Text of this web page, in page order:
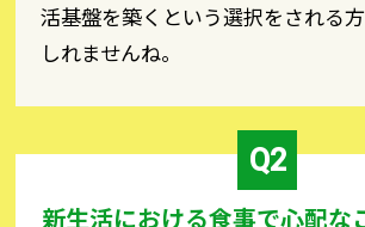
活基盤を築くという選択をされる
しれませんね。
新生活における食事で心配な